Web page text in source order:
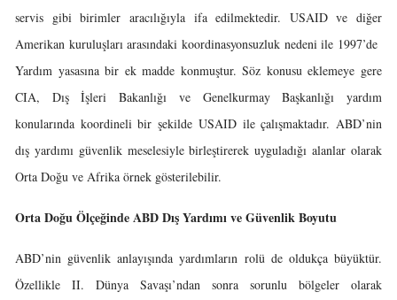
servis gibi birimler aracılığıyla ifa edilmektedir. USAID ve diğer
Amerikan kuruluşları arasındaki koordinasyonsuzluk nedeni ile 1997’de
Yardım yasasına bir ek madde konmuştur. Söz konusu eklemeye gere
CIA, Dış İşleri Bakanlığı ve Genelkurmay Başkanlığı yardım
konularında koordineli bir şekilde USAID ile çalışmaktadır. ABD’nin
dış yardımı güvenlik meselesiyle birleştirerek uyguladığı alanlar olarak
Orta Doğu ve Afrika örnek gösterilebilir.
Orta Doğu Ölçeğinde ABD Dış Yardımı ve Güvenlik Boyutu
ABD’nin güvenlik anlayışında yardımların rolü de oldukça büyüktür.
Özellikle II. Dünya Savaşı’ndan sonra sorunlu bölgeler olarak